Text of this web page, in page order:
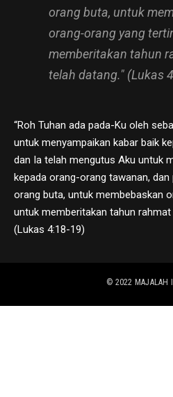
orang buta, untuk
orang-orang yang
memberitakan tahun
telah datang." (Lukas
“Roh Tuhan ada pada-Ku oleh
untuk menyampaikan kabar baik
dan Ia telah mengutus Aku untuk
kepada orang-orang tawanan,
orang buta, untuk membebaskan
untuk memberitakan tahun rahmat
(Lukas 4:18-19)
© 2022 MAJALAH